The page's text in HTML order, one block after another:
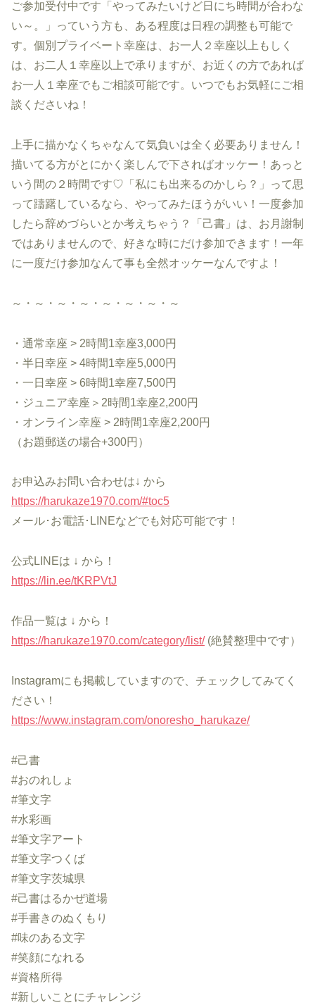
ご参加受付中です「やってみたいけど日にち時間が合わな
い～。」っていう方も、ある程度は日程の調整も可能で
す。個別プライベート幸座は、お一人２幸座以上もしく
は、お二人１幸座以上で承りますが、お近くの方であれば
お一人１幸座でもご相談可能です。いつでもお気軽にご相
談くださいね！
上手に描かなくちゃなんて気負いは全く必要ありません！
描いてる方がとにかく楽しんで下さればオッケー！あっと
いう間の２時間です♡「私にも出来るのかしら？」って思
って躊躇しているなら、やってみたほうがいい！一度参加
したら辞めづらいとか考えちゃう？「己書」は、お月謝制
ではありませんので、好きな時にだけ参加できます！一年
に一度だけ参加なんて事も全然オッケーなんですよ！
～・～・～・～・～・～・～・～
・通常幸座 > 2時間1幸座3,000円
・半日幸座 > 4時間1幸座5,000円
・一日幸座 > 6時間1幸座7,500円
・ジュニア幸座＞2時間1幸座2,200円
・オンライン幸座 > 2時間1幸座2,200円
（お題郵送の場合+300円）
お申込みお問い合わせは↓ から
https://harukaze1970.com/#toc5
メール･お電話･LINEなどでも対応可能です！
公式LINEは ↓ から！
https://lin.ee/tKRPVtJ
作品一覧は ↓ から！
https://harukaze1970.com/category/list/(絶賛整理中です）
Instagramにも掲載していますので、チェックしてみてく
ださい！
https://www.instagram.com/onoresho_harukaze/
#己書
#おのれしょ
#筆文字
#水彩画
#筆文字アート
#筆文字つくば
#筆文字茨城県
#己書はるかぜ道場
#手書きのぬくもり
#味のある文字
#笑顔になれる
#資格所得
#新しいことにチャレンジ